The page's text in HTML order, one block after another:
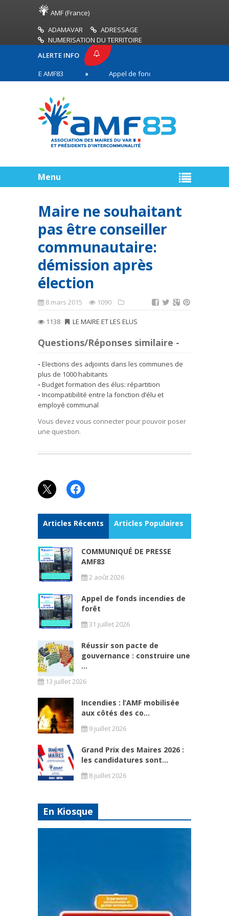
AMF (France)
ADAMAVAR
ADRESSAGE
NUMERISATION DU TERRITOIRE
ALERTE INFO
PRESSE AMF83
Appel de fonds incendies de forêt
en première ligne
Menu
Maire ne souhaitant
pas être conseiller
communautaire:
démission après
élection
8 mars 2015 1090
1138 LE MAIRE ET LES ELUS
Questions/Réponses similaire -
Elections des adjoints dans les communes de
plus de 1000 habitants
Budget formation des élus: répartition
Incompatibilité entre la fonction d’élu et
employé communal
Vous devez vous connecter pour pouvoir poser
une question.
X Facebook
Articles Récents Articles Populaires
COMMUNIQUÉ DE PRESSE
AMF83
2 août 2026
Appel de fonds incendies de
forêt
31 juillet 2026
Réussir son pacte de
gouvernance : construire une
...
13 juillet 2026
Incendies : l’AMF mobilisée
aux côtés des co...
9 juillet 2026
Grand Prix des Maires 2026 :
les candidatures sont...
8 juillet 2026
En Kiosque